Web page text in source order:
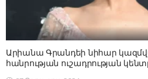
Արիանա Գրանդեի նիհար
հանրության ուշադրության